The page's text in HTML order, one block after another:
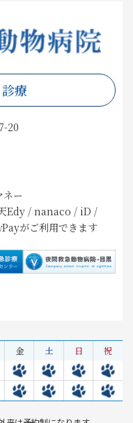
療
20
ネー
Edy / nanaco / iD /
がご利用できます
金 土 日
祝